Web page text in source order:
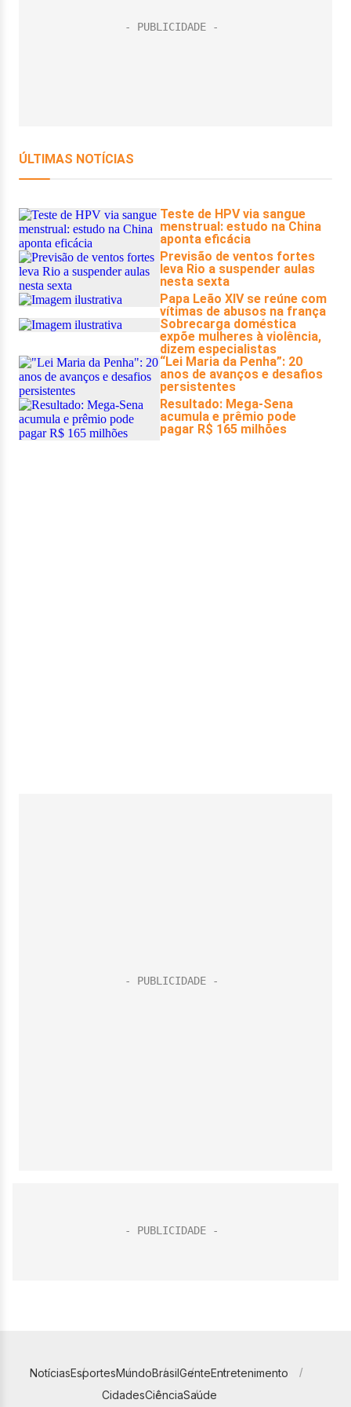
NotíciasEsportesMundoBrasilGenteEntretenimento
CidadesCiênciaSaúde